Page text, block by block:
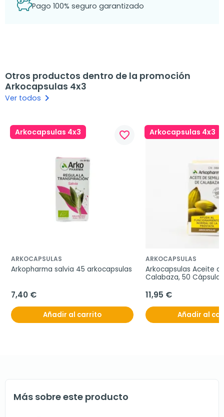
Pago 100% seguro garantizado
Otros productos dentro de la promoción
Arkocapsulas 4x3
Ver todos keyboard_arrow_right
Arkocapsulas 4x3 favorite_border
ARKOCAPSULAS
Arkopharma salvia 45 arkocapsulas
7,40 €
Añadir al carrito
Arkocapsulas 4x3
ARKOCAPSULAS
Arkocapsulas Aceite
Calabaza, 50
11,95 €
Añadir al
Más sobre este producto